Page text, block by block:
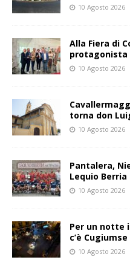
10 Agosto 2026
Alla Fiera di
protagonista
10 Agosto 2026
torna don
10 Agosto 2026
Pantalera,
Lequio
10 Agosto 2026
Per un notte
c’è Cugiumse
10 Agosto 2026